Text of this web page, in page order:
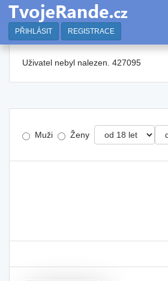
PŘIHLÁSIT REGISTRACE
Uživatel nebyl nalezen. 427095
Muži Ženy